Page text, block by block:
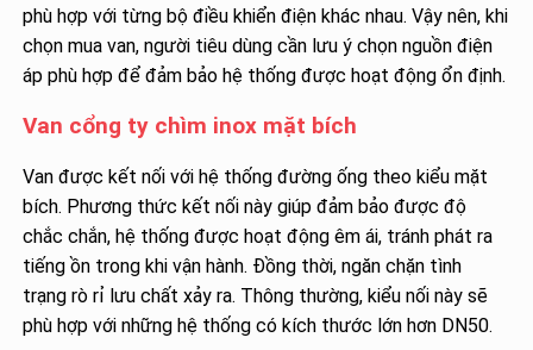
phù hợp với từng bộ điều khiển điện khác nhau. Vậy nên, khi
chọn mua van, người tiêu dùng cần lưu ý chọn nguồn điện
áp phù hợp để đảm bảo hệ thống được hoạt động ổn định.
Van cổng ty chìm inox mặt bích
Van được kết nối với hệ thống đường ống theo kiểu mặt
bích. Phương thức kết nối này giúp đảm bảo được độ
chắc chắn, hệ thống được hoạt động êm ái, tránh phát ra
tiếng ồn trong khi vận hành. Đồng thời, ngăn chặn tình
trạng rò rỉ lưu chất xảy ra. Thông thường, kiểu nối này sẽ
phù hợp với những hệ thống có kích thước lớn hơn DN50.